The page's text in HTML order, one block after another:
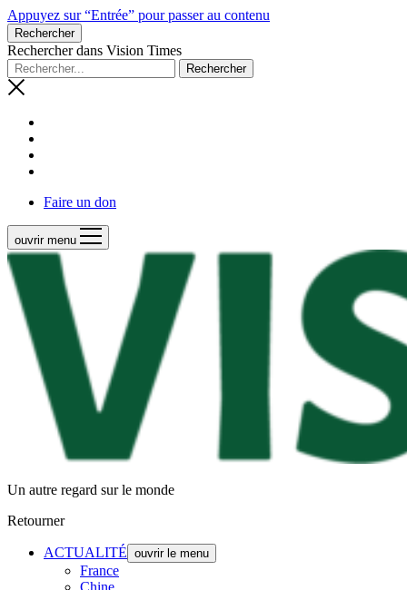
Appuyez sur “Entrée” pour passer au contenu
Rechercher
Rechercher dans Vision Times
Faire un don
ouvrir menu
Un autre regard sur le monde
Retourner
ACTUALITÉ ouvrir le menu
France
Chine